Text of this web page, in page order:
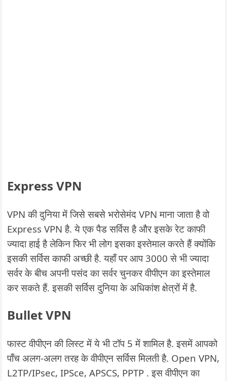
Express VPN
VPN की दुनिया में जिसे सबसे भरोसेमंद VPN माना जाता है वो
Express VPN है. ये एक पैड सर्विस है और इसके रेट काफी
ज्यादा हाई है लेकिन फिर भी लोग इसका इस्तेमाल करते हैं क्योंकि
इसकी सर्विस काफी अच्छी है. यहाँ पर आप 3000 से भी ज्यादा
सर्वर के बीच अपनी पसंद का सर्वर चुनकर वीपीएन का इस्तेमाल
कर सकते हैं. इसकी सर्विस दुनिया के अधिकांश क्षेत्रों में है.
Bullet VPN
फास्ट वीपीएन की लिस्ट में ये भी टॉप 5 में शामिल है. इसमें आपको
पाँच अलग-अलग तरह के वीपीएन सर्विस मिलती है. Open VPN,
L2TP/IPsec, IPSce, APSCS, PPTP . इस वीपीएन का